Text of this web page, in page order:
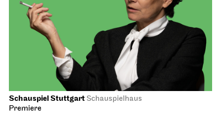
Schauspiel Stuttgart Schauspielhaus
Premiere